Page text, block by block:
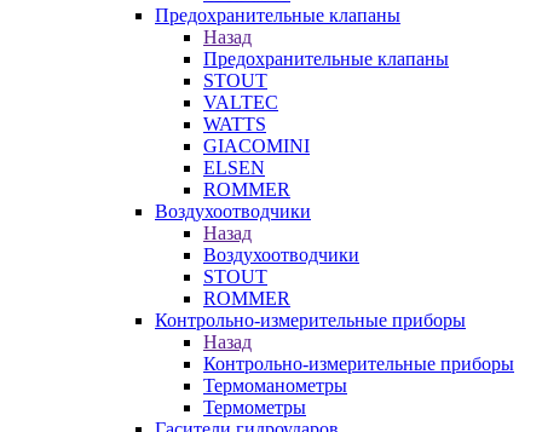
Предохранительные клапаны
Назад
Предохранительные клапаны
STOUT
VALTEC
WATTS
GIACOMINI
ELSEN
ROMMER
Воздухоотводчики
Назад
Воздухоотводчики
STOUT
ROMMER
Контрольно-измерительные приборы
Назад
Контрольно-измерительные приборы
Термоманометры
Термометры